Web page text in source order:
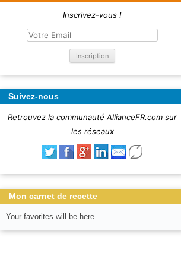
Inscrivez-vous !
Suivez-nous
Retrouvez la communauté AllianceFR.com sur
les réseaux
Mon carnet de recette
Your favorites will be here.